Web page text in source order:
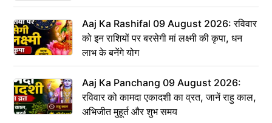
Aaj Ka Rashifal 09 August 2026: रविवार
को इन राशियों पर बरसेगी मां लक्ष्मी की कृपा, धन
लाभ के बनेंगे योग
Aaj Ka Panchang 09 August 2026:
रविवार को कामदा एकादशी का व्रत, जानें राहु काल,
अभिजीत मुहूर्त और शुभ समय